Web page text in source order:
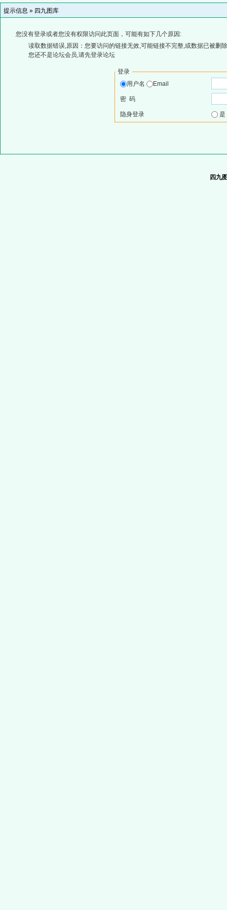
提示信息 » 四九图库
您没有登录或者您没有权限访问此页面，可能有如下几个原因:
读取数据错误,原因：您要访问的链接无效,可能链接不完整,或数据已被删
您还不是论坛会员,请先登录论坛
登录
用户名
Email
密 码
隐身登录
四九